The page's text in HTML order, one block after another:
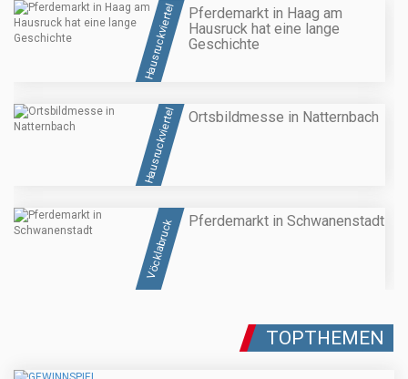
Hausruckviertel
Pferdemarkt in Haag am
Hausruck hat eine lange
Geschichte
Hausruckviertel Ortsbildmesse in Natternbach
Vöcklabruck Pferdemarkt in Schwanenstadt
TOPTHEMEN